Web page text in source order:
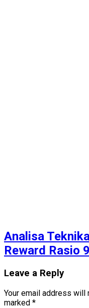
Analisa
Reward Rasio
Leave a Reply
Your email address will
marked *